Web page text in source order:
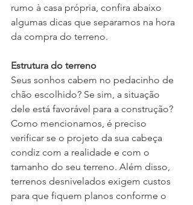
rumo à casa própria, confira abaixo
algumas dicas que separamos na hora
da compra do terreno.
Estrutura do terreno
Seus sonhos cabem no pedacinho de
chão escolhido? Se sim, a situação
dele está favorável para a construção?
Como mencionamos, é preciso
verificar se o projeto da sua cabeça
condiz com a realidade e com o
tamanho do seu terreno. Além disso,
terrenos desnivelados exigem custos
para que fiquem planos conforme o